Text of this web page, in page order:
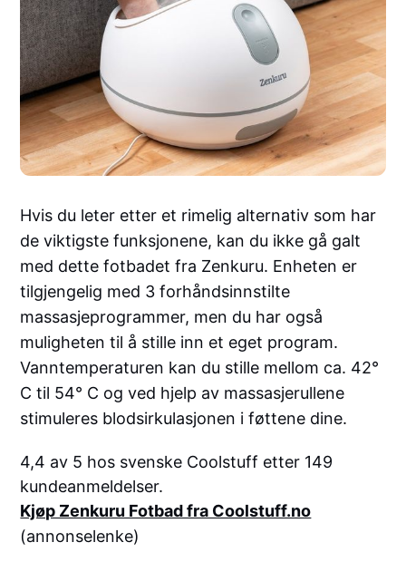
Hvis du leter etter et rimelig alternativ som har
de viktigste funksjonene, kan du ikke gå galt
med dette fotbadet fra Zenkuru. Enheten er
tilgjengelig med 3 forhåndsinnstilte
massasjeprogrammer, men du har også
muligheten til å stille inn et eget program.
Vanntemperaturen kan du stille mellom ca. 42°
C til 54° C og ved hjelp av massasjerullene
stimuleres blodsirkulasjonen i føttene dine.
4,4 av 5 hos svenske Coolstuff etter 149
kundeanmeldelser.
Kjøp Zenkuru Fotbad fra Coolstuff.no
(annonselenke)